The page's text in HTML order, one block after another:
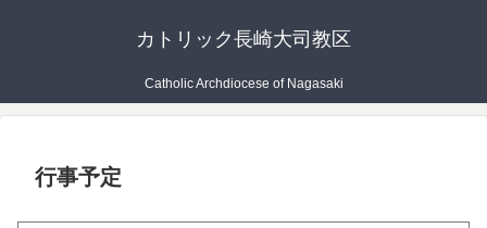
カトリック長崎大司教区
Catholic Archdiocese of Nagasaki
行事予定